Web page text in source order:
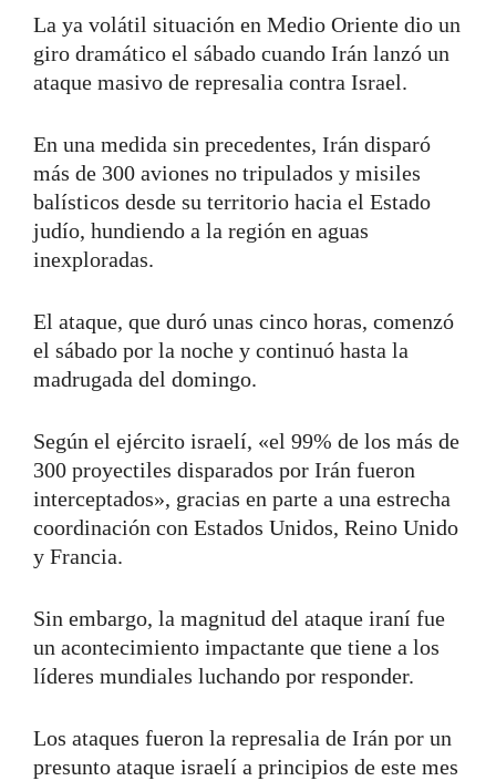
La ya volátil situación en Medio Oriente dio un
giro dramático el sábado cuando Irán lanzó un
ataque masivo de represalia contra Israel.
En una medida sin precedentes, Irán disparó
más de 300 aviones no tripulados y misiles
balísticos desde su territorio hacia el Estado
judío, hundiendo a la región en aguas
inexploradas.
El ataque, que duró unas cinco horas, comenzó
el sábado por la noche y continuó hasta la
madrugada del domingo.
Según el ejército israelí, «el 99% de los más de
300 proyectiles disparados por Irán fueron
interceptados», gracias en parte a una estrecha
coordinación con Estados Unidos, Reino Unido
y Francia.
Sin embargo, la magnitud del ataque iraní fue
un acontecimiento impactante que tiene a los
líderes mundiales luchando por responder.
Los ataques fueron la represalia de Irán por un
presunto ataque israelí a principios de este mes